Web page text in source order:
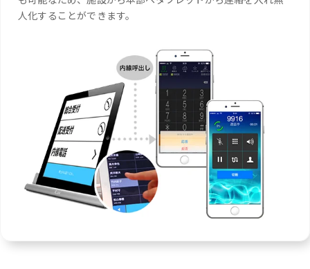
人化することができます。